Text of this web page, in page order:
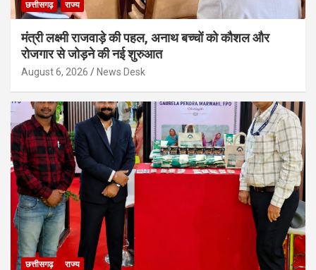
छत्तीसगढ़ राज्य
मंत्री लक्ष्मी राजवाड़े की पहल, अनाथ बच्चों को कौशल और
रोजगार से जोड़ने की नई शुरुआत
August 6, 2026 News Desk
छत्तीसगढ़ राज्य